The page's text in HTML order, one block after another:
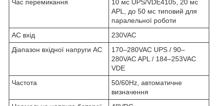
Час перемикання
10 мс UPS/VDE4105, 20 мс
APL, до 50 мс типовий для
паралельної роботи
AC вхід
230VAC
Діапазон вхідної напруги AC
170–280VAC UPS / 90–
280VAC APL / 184–253VAC
VDE
Частота
50/60Hz, автоматичне
визначення